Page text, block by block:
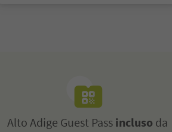
Alto Adige Guest Pass incluso da